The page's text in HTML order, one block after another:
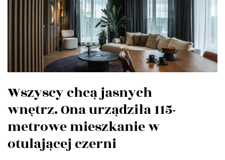
Wszyscy chcą jasnych
wnętrz. Ona urządziła 115-
metrowe mieszkanie w
otulającej czerni